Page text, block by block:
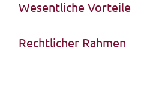
Wesentliche Vorteile
Rechtlicher Rahmen